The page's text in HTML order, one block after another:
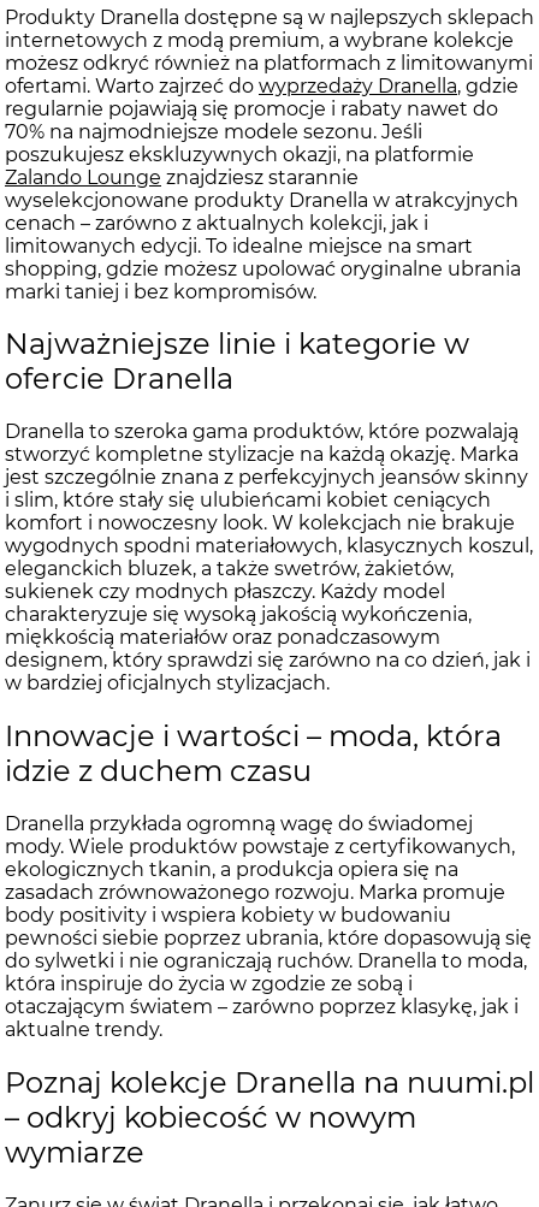
Produkty Dranella dostępne są w najlepszych sklepach
internetowych z modą premium, a wybrane kolekcje
możesz odkryć również na platformach z limitowanymi
ofertami. Warto zajrzeć do wyprzedaży Dranella, gdzie
regularnie pojawiają się promocje i rabaty nawet do
70% na najmodniejsze modele sezonu. Jeśli
poszukujesz ekskluzywnych okazji, na platformie
Zalando Lounge znajdziesz starannie
wyselekcjonowane produkty Dranella w atrakcyjnych
cenach – zarówno z aktualnych kolekcji, jak i
limitowanych edycji. To idealne miejsce na smart
shopping, gdzie możesz upolować oryginalne ubrania
marki taniej i bez kompromisów.
Najważniejsze linie i kategorie w
ofercie Dranella
Dranella to szeroka gama produktów, które pozwalają
stworzyć kompletne stylizacje na każdą okazję. Marka
jest szczególnie znana z perfekcyjnych jeansów skinny
i slim, które stały się ulubieńcami kobiet ceniących
komfort i nowoczesny look. W kolekcjach nie brakuje
wygodnych spodni materiałowych, klasycznych koszul,
eleganckich bluzek, a także swetrów, żakietów,
sukienek czy modnych płaszczy. Każdy model
charakteryzuje się wysoką jakością wykończenia,
miękkością materiałów oraz ponadczasowym
designem, który sprawdzi się zarówno na co dzień, jak i
w bardziej oficjalnych stylizacjach.
Innowacje i wartości – moda, która
idzie z duchem czasu
Dranella przykłada ogromną wagę do świadomej
mody. Wiele produktów powstaje z certyfikowanych,
ekologicznych tkanin, a produkcja opiera się na
zasadach zrównoważonego rozwoju. Marka promuje
body positivity i wspiera kobiety w budowaniu
pewności siebie poprzez ubrania, które dopasowują się
do sylwetki i nie ograniczają ruchów. Dranella to moda,
która inspiruje do życia w zgodzie ze sobą i
otaczającym światem – zarówno poprzez klasykę, jak i
aktualne trendy.
Poznaj kolekcje Dranella na nuumi.pl
– odkryj kobiecość w nowym
wymiarze